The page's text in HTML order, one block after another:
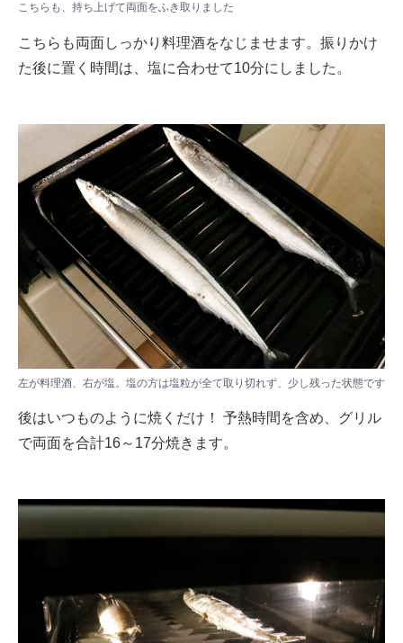
こちらも、持ち上げて両面をふき取りました
こちらも両面しっかり料理酒をなじませます。振りかけ
た後に置く時間は、塩に合わせて10分にしました。
左が料理酒、右が塩。塩の方は塩粒が全て取り切れず、少し残った状態です
後はいつものように焼くだけ！ 予熱時間を含め、グリル
で両面を合計16～17分焼きます。